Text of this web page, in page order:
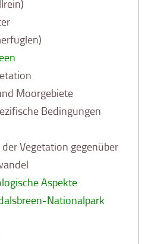
Moorgebiete
Bedingungen
Vegetation gegenüber
Aspekte
Nationalpark